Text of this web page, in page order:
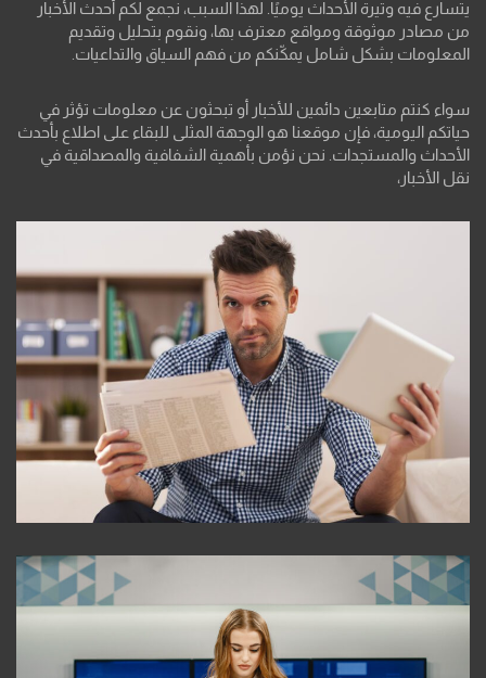
يتسارع فيه وتيرة الأحداث يوميًا. لهذا السبب، نجمع لكم أحدث الأخبار
من مصادر موثوقة ومواقع معترف بها، ونقوم بتحليل وتقديم
المعلومات بشكل شامل يمكّنكم من فهم السياق والتداعيات.
سواء كنتم متابعين دائمين للأخبار أو تبحثون عن معلومات تؤثر في
حياتكم اليومية، فإن موقعنا هو الوجهة المثلى للبقاء على اطلاع بأحدث
الأحداث والمستجدات. نحن نؤمن بأهمية الشفافية والمصداقية في
نقل الأخبار،